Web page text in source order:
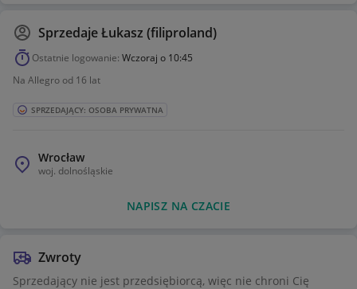
SprzedajeŁukasz (filiproland)
Ostatnie logowanie: Wczoraj o 10:45
Na Allegro od 16 lat
SPRZEDAJĄCY: OSOBA PRYWATNA
Wrocław
woj. dolnośląskie
NAPISZ NA CZACIE
Zwroty
Sprzedający nie jest przedsiębiorcą, więc nie chroni Cię